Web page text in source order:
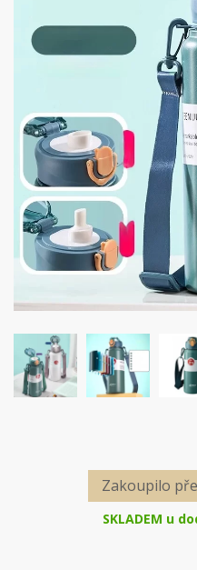
Zakoupilo
SKLADEM u